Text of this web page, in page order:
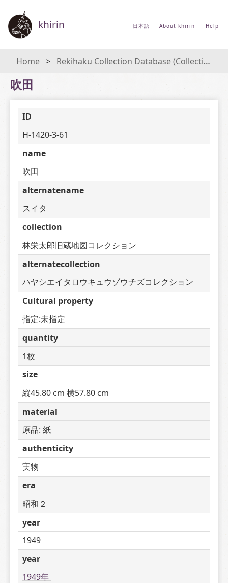
khirin 日本語 About khirin Help
Home Rekihaku Collection Database (Collections Database of the National Museum of Japanese History)
吹田
ID
H-1420-3-61
name
吹田
alternatename
スイタ
collection
林栄太郎旧蔵地図コレクション
alternatecollection
ハヤシエイタロウキュウゾウチズコレクション
Cultural property
指定:未指定
quantity
1枚
size
縦45.80 cm 横57.80 cm
material
原品: 紙
authenticity
実物
era
昭和２
year
1949
year
1949年